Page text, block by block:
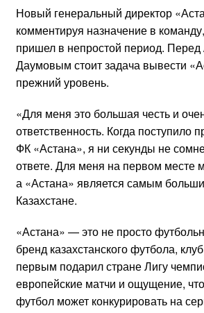
Новый генеральный директор
комментируя назначение в
пришел в непростой период.
Даумовым стоит задача вывести
прежний уровень.
«Для меня это большая честь и
ответственность. Когда поступило
ФК «Астана», я ни секунды не
ответе. Для меня на первом месте
а «Астана» является самым
Казахстане.
«Астана» — это не просто
бренд казахстанского футбола,
первым подарил стране Лигу
европейские матчи и ощущение, что
футбол может конкурировать на